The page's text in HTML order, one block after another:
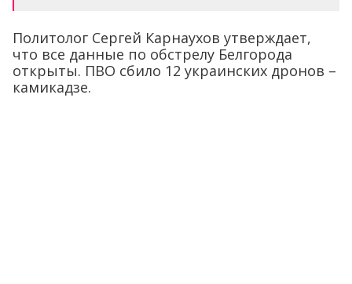
Политолог Сергей Карнаухов утверждает,
что все данные по обстрелу Белгорода
открыты. ПВО сбило 12 украинских дронов –
камикадзе.